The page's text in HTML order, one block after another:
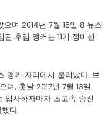
으며 2014년 7월 15일 8 뉴스
후임 앵커는 11기 정미선.
앵커 자리에서 물러났다. 보
며, 훗날 2017년 7월 13일
입사하자마자 초고속 승진
다.